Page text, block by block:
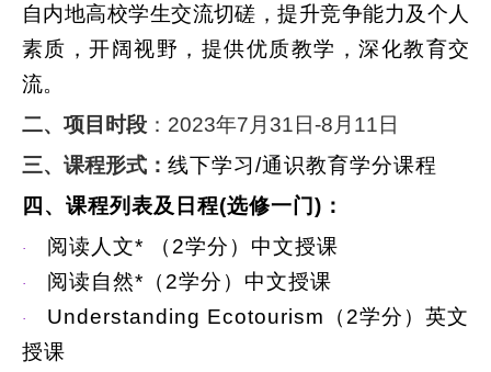
自内地高校学生交流切磋，提升竞争能力及个人
素质，开阔视野，提供优质教学，深化教育交
流。
二、项目时段 ：2023年7月31日-8月11日
三、课程形式： 线下学习/通识教育学分课程
四、课程列表及日程(选修一门)：
· 阅读人文* （2学分）中文授课
· 阅读自然*（2学分）中文授课
· Understanding Ecotourism （2学分）英文
授课